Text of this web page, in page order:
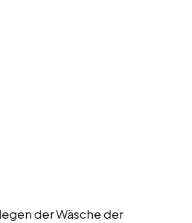
der Wäsche der